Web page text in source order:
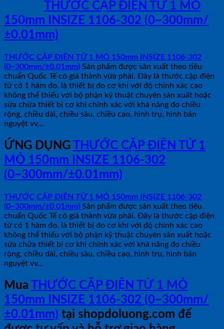
THƯỚC CẶP ĐIỆN TỬ 1 MỎ
150mm INSIZE 1106-302 (0~300mm/
±0.01mm)
THƯỚC CẶP ĐIỆN TỬ 1 MỎ 150mm INSIZE 1106-302
(0~300mm/±0.01mm) Sản phẩm được sản xuất theo tiêu
chuẩn Quốc Tế có giá thành vừa phải. Đây là thước cặp điện
tử có 1 hàm đo. là thiết bị đo cơ khí với độ chính xác cao
không thể thiếu với bộ phận kỹ thuật chuyên sản xuất hoặc
sửa chữa thiết bị cơ khí chính xác với khả năng đo chiều
rộng, chiều dài, chiều sâu, chiều cao, hình trụ, hình bán
nguyệt vv…
ỨNG DỤNG THƯỚC CẶP ĐIỆN TỬ 1
MỎ 150mm INSIZE 1106-302
(0~300mm/±0.01mm)
THƯỚC CẶP ĐIỆN TỬ 1 MỎ 150mm INSIZE 1106-302
(0~300mm/±0.01mm) Sản phẩm được sản xuất theo tiêu
chuẩn Quốc Tế có giá thành vừa phải. Đây là thước cặp điện
tử có 1 hàm đo. là thiết bị đo cơ khí với độ chính xác cao
không thể thiếu với bộ phận kỹ thuật chuyên sản xuất hoặc
sửa chữa thiết bị cơ khí chính xác với khả năng đo chiều
rộng, chiều dài, chiều sâu, chiều cao, hình trụ, hình bán
nguyệt vv…
Mua THƯỚC CẶP ĐIỆN TỬ 1 MỎ
150mm INSIZE 1106-302 (0~300mm/
±0.01mm) tại shopdoluong.com để